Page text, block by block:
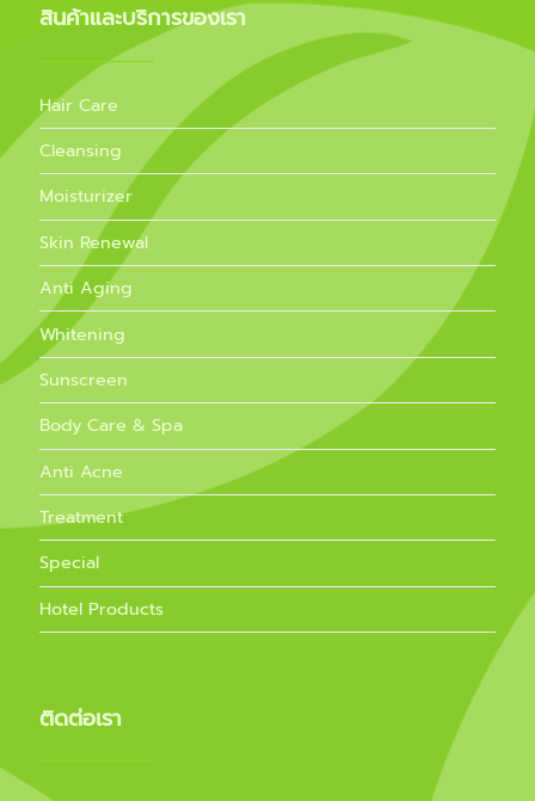
สินค้าและบริการของเรา
Hair Care
Cleansing
Moisturizer
Skin Renewal
Anti Aging
Whitening
Sunscreen
Body Care & Spa
Anti Acne
Treatment
Special
Hotel Products
ติดต่อเรา